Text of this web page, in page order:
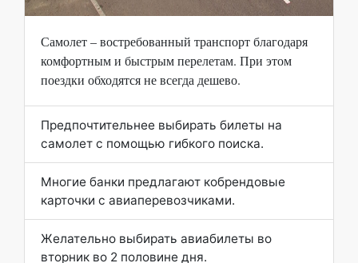
Самолет – востребованный транспорт благодаря
комфортным и быстрым перелетам. При этом
поездки обходятся не всегда дешево.
Предпочтительнее выбирать билеты на
самолет с помощью гибкого поиска.
Многие банки предлагают кобрендовые
карточки с авиаперевозчиками.
Желательно выбирать авиабилеты во
вторник во 2 половине дня.